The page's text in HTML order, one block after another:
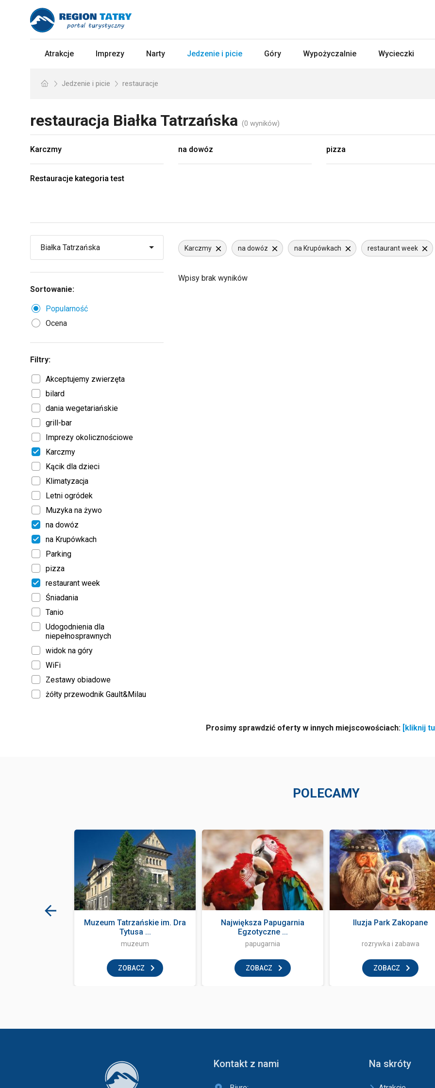
Atrakcje Imprezy Narty Jedzenie i picie Góry Wypożyczalnie Wycieczki
Jedzenie i picie restauracje
restauracja Białka Tatrzańska (0 wyników)
Karczmy na dowóz pizza
Restauracje kategoria test
Karczmy na dowóz na Krupówkach restaurant week
Wpisy brak wyników
Sortowanie:
Popularność
Ocena
Filtry:
Akceptujemy zwierzęta
bilard
dania wegetariańskie
grill-bar
Imprezy okolicznościowe
Karczmy
Kącik dla dzieci
Klimatyzacja
Letni ogródek
Muzyka na żywo
na dowóz
na Krupówkach
Parking
pizza
restaurant week
Śniadania
Tanio
Udogodnienia dla
niepełnosprawnych
widok na góry
WiFi
Zestawy obiadowe
żółty przewodnik Gault&Milau
Prosimy sprawdzić oferty w innych miejscowościach: [kliknij
POLECAMY
Muzeum Tatrzańskie im. Dra
Tytusa ...
muzeum
ZOBACZ
Największa Papugarnia
Egzotyczne ...
papugarnia
ZOBACZ
Iluzja Park Zakopane
rozrywka i zabawa
ZOBACZ
Kontakt z nami Na skróty